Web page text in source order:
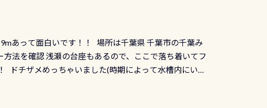
光景です 透明度の良い川を数百メートルドリフトす
る 長良川ダイビング最大の見どころがこの特別天然
最大の両生類です個体数が少なくかなり貴重な生物で
と言えば他には「 続きを読む
など特別プログラムの専用カードが発行されるもの
デザインカードを申し込みの方は対象外となりま
常デザインとなります ダイビングは、始めた「年」も
めたか」は、あとから振り返ると大切な思い出になり
あって面白いです！！ 場所は千葉県 千葉市の千葉み
法を確認 浅瀬の台座もあるので、ここで落ち着いてフ
ドチザメめっちゃいました(時期によって水槽内にいる